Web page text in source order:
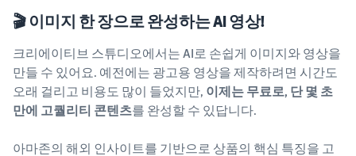
🎬 이미지 한 장으로 완성하는 AI 영상!
크리에이티브 스튜디오에서는 AI로 손쉽게 이미지와 영상을
만들 수 있어요. 예전에는 광고용 영상을 제작하려면 시간도
오래 걸리고 비용도 많이 들었지만, 이제는 무료로, 단 몇 초
만에 고퀄리티 콘텐츠를 완성할 수 있답니다.
아마존의 해외 인사이트를 기반으로 상품의 핵심 특징을 고